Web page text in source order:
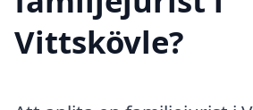
Vittskövle?